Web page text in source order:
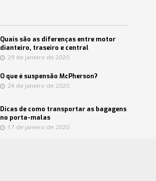
Quais são as diferenças entre motor
dianteiro, traseiro e central
29 de janeiro de 2020
O que é suspensão McPherson?
24 de janeiro de 2020
Dicas de como transportar as bagagens
no porta-malas
17 de janeiro de 2020